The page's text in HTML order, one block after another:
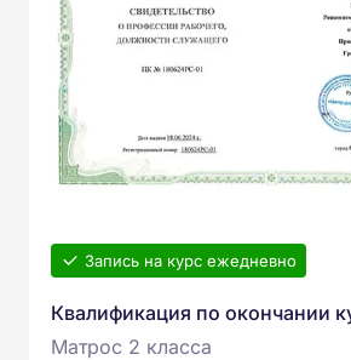
Запись на курс ежедневно
Квалификация по окончании
Матрос 2 класса